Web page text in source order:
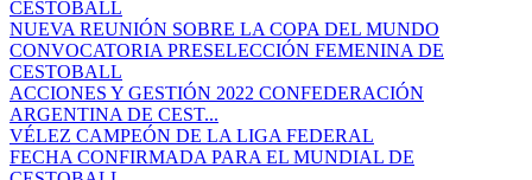
CESTOBALL
NUEVA REUNIÓN SOBRE LA COPA DEL MUNDO
CONVOCATORIA PRESELECCIÓN FEMENINA DE
CESTOBALL
ACCIONES Y GESTIÓN 2022 CONFEDERACIÓN
ARGENTINA DE CEST...
VÉLEZ CAMPEÓN DE LA LIGA FEDERAL
FECHA CONFIRMADA PARA EL MUNDIAL DE